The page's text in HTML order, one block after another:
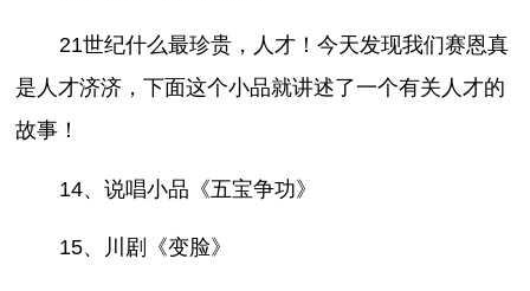
21世纪什么最珍贵，人才！今天发现我们赛恩真
是人才济济，下面这个小品就讲述了一个有关人才的
故事！
14、说唱小品《五宝争功》
15、川剧《变脸》